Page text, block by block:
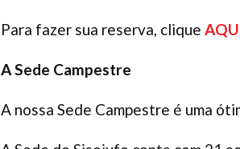
Para fazer sua reserva, clique
A Sede Campestre
A nossa Sede Campestre é uma